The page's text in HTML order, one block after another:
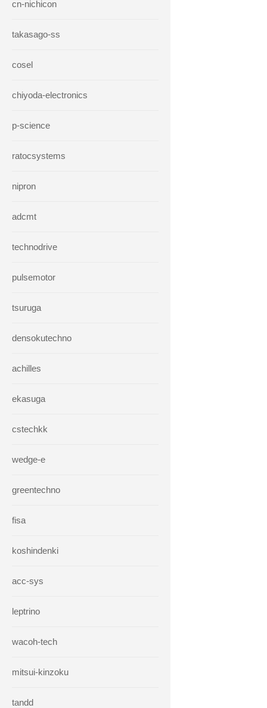
cn-nichicon
takasago-ss
cosel
chiyoda-electronics
p-science
ratocsystems
nipron
adcmt
technodrive
pulsemotor
tsuruga
densokutechno
achilles
ekasuga
cstechkk
wedge-e
greentechno
fisa
koshindenki
acc-sys
leptrino
wacoh-tech
mitsui-kinzoku
tandd